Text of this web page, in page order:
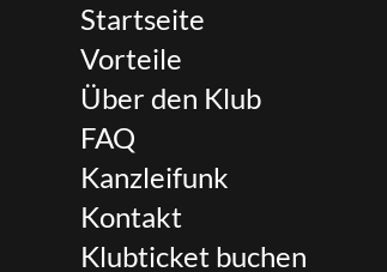
Startseite
Vorteile
Über den Klub
FAQ
Kanzleifunk
Kontakt
Klubticket buchen